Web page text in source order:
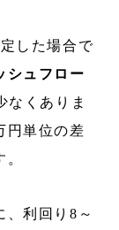
した場合で
シュフロー
なくありま
円単位の差
、利回り8～